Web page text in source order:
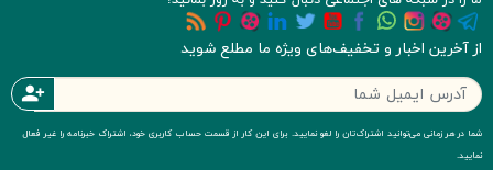
از آخرین اخبار و تخفیف‌های ویژه ما مطلع شوید
person_add
شما در هر زمانی می‌توانید اشتراک‌تان را لغو نمایید. برای این کار از قسمت حساب کاربری خود، اشتراک خبرنامه را غیر فعال
نمایید.